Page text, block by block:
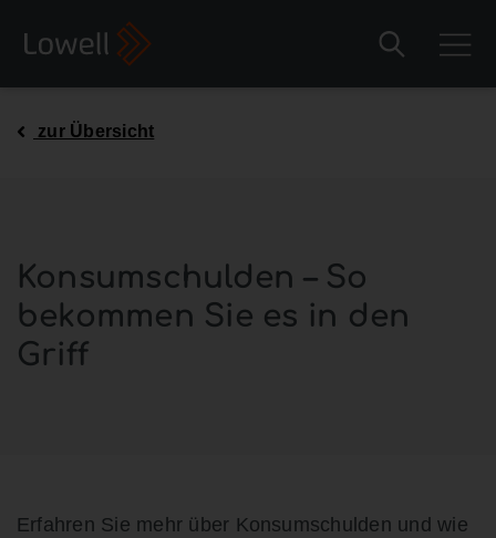
zur Übersicht
Konsumschulden – So
bekommen Sie es in den
Griff
Erfahren Sie mehr über Konsumschulden und wie